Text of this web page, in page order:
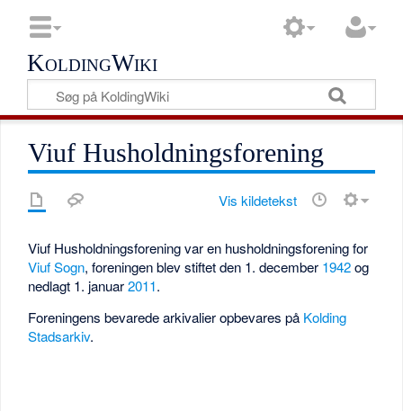
KoldingWiki
Viuf Husholdningsforening
Vis kildetekst
Viuf Husholdningsforening var en husholdningsforening for
Viuf Sogn, foreningen blev stiftet den 1. december 1942og
nedlagt 1. januar2011.
Foreningens bevarede arkivalier opbevares på Kolding
Stadsarkiv.